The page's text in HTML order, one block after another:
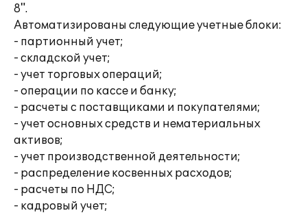
8".
Автоматизированы следующие учетные блоки:
- партионный учет;
- складской учет;
- учет торговых операций;
- операции по кассе и банку;
- расчеты с поставщиками и покупателями;
- учет основных средств и нематериальных
активов;
- учет производственной деятельности;
- распределение косвенных расходов;
- расчеты по НДС;
- кадровый учет;